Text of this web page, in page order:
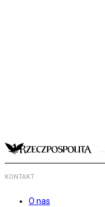
KONTAKT
O nas